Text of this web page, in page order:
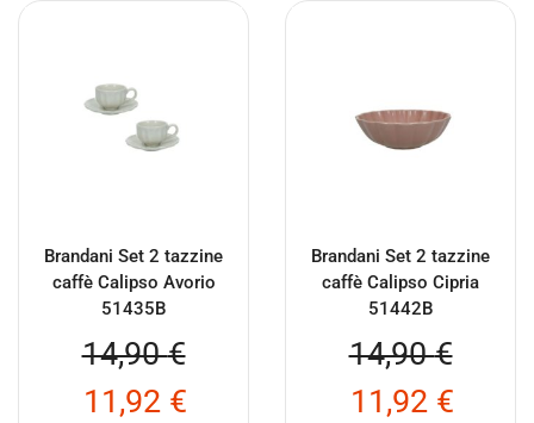
Brandani Set 2 tazzine
caffè Calipso Avorio
51435B
14,90€
11,92 €
Brandani Set 2 tazzine
caffè Calipso Cipria
51442B
14,90€
11,92 €